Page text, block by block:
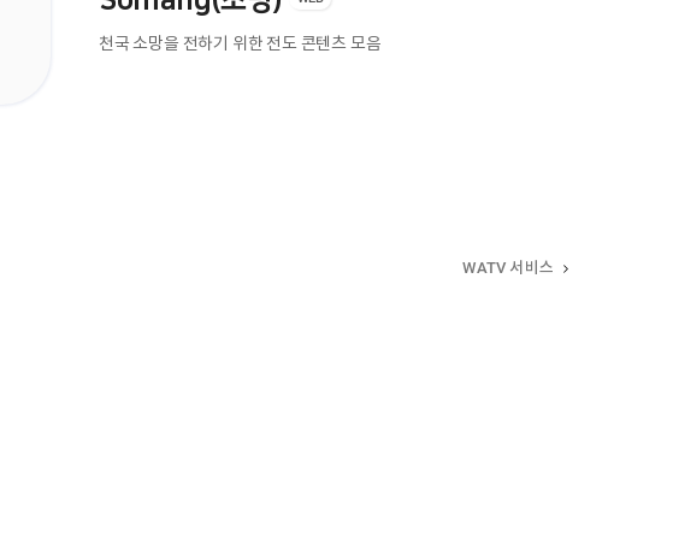
천국 소망을 전하기 위한 전도 콘텐츠 모음
WATV 서비스